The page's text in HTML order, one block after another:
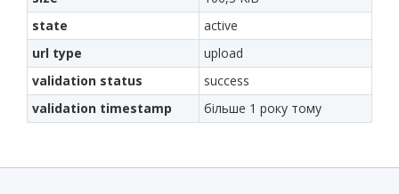
state
active
url type
upload
validation status
success
validation timestamp
більше 1 року тому